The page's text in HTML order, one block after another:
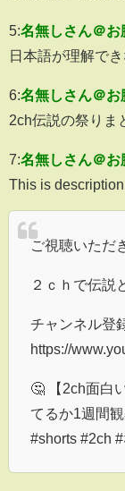
5:名無しさん＠お
日本語が理解で
6:名無しさん＠お
2ch伝説の祭りま
7:名無しさん＠お
This is description
ご視聴いただ
２ｃｈで伝説
チャンネル登
https://
🤔 【2ch面白
てるか1週間
#shorts #2ch